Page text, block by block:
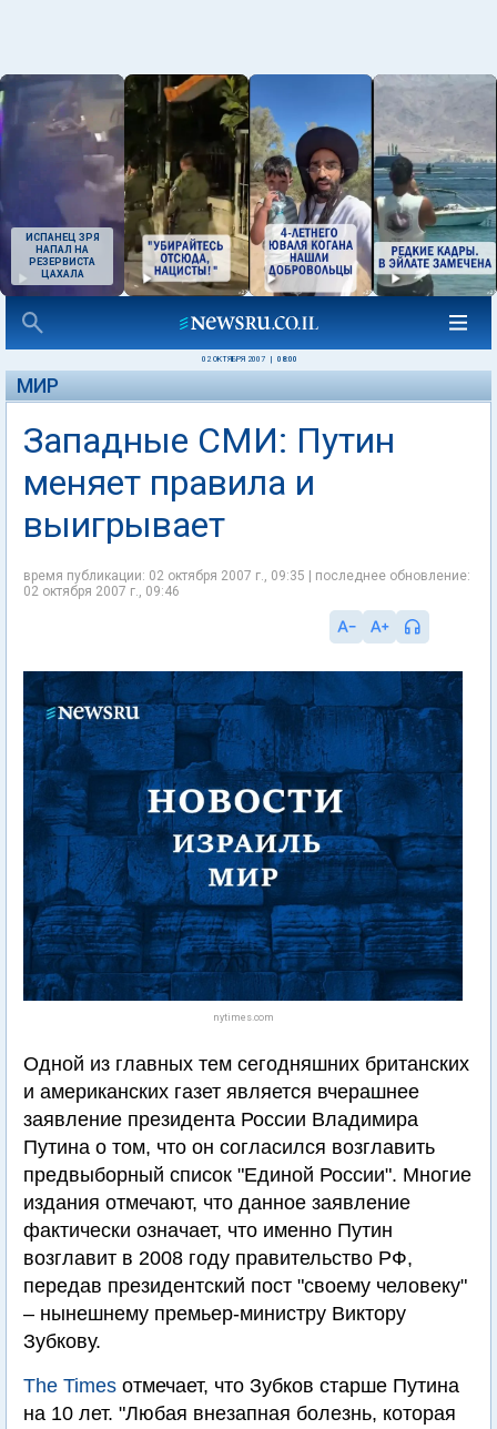
ИСПАНЕЦ ЗРЯ
НАПАЛ НА
РЕЗЕРВИСТА
ЦАХАЛА
02 ОКТЯБРЯ 2007 08:01
МИР
Западные СМИ: Путин
меняет правила и
выигрывает
время публикации: 02 октября 2007 г., 09:35 | последнее обновление:
02 октября 2007 г., 09:46
nytimes.com
Одной из главных тем сегодняшних британских
и американских газет является вчерашнее
заявление президента России Владимира
Путина о том, что он согласился возглавить
предвыборный список "Единой России". Многие
издания отмечают, что данное заявление
фактически означает, что именно Путин
возглавит в 2008 году правительство РФ,
передав президентский пост "своему человеку"
– нынешнему премьер-министру Виктору
Зубкову.
The Times отмечает, что Зубков старше Путина
на 10 лет. "Любая внезапная болезнь, которая